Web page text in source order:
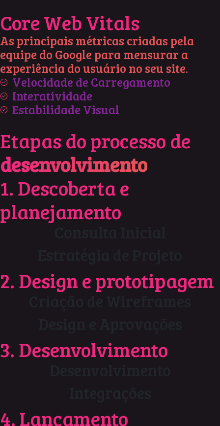
Core Web Vitals
As principais métricas criadas pela
equipe do Google para mensurar a
experiência do usuário no seu site.
Velocidade de Carregamento
Interatividade
Estabilidade Visual
Etapas do processo de
desenvolvimento
1. Descoberta e
planejamento
2. Design e prototipagem
3. Desenvolvimento
4. Lançamento